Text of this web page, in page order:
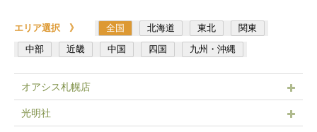
エリア選択 》 全国 北海道 東北
関東
中部
近畿 中国 四国 九州・沖縄
オアシス札幌店
光明社